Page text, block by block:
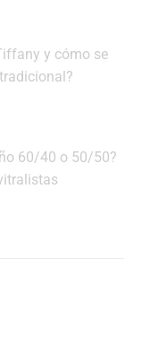
y cómo se
60/40 o 50/50?